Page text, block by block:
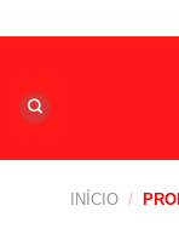
to
INÍCIO /